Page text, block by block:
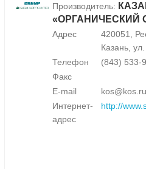
Производитель:
«ОРГАНИЧЕСКИЙ
Адрес
420051,
Казань,
Телефон
(843) 533-
Факс
E-mail
kos@kos.ru
Интернет-
адрес
http://